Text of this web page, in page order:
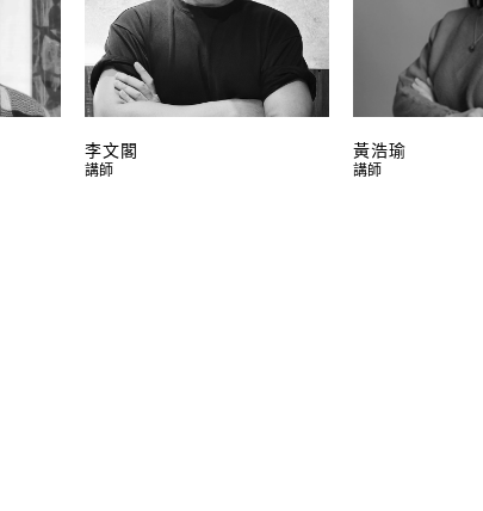
李文閣
講師
黃浩瑜
講師